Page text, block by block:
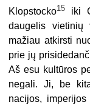
Klopstocko15 iki
daugelis vietinių
mažiau atkirsti
prie jų
Aš esu kultūros
negali. Ji, be
nacijos,